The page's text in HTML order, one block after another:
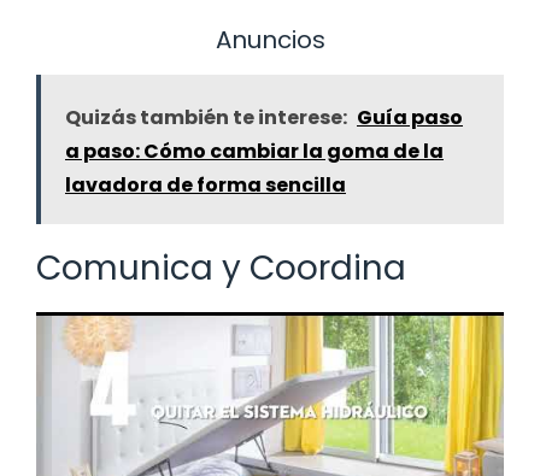
Anuncios
Quizás también te interese: Guía paso
a paso: Cómo cambiar la goma de la
lavadora de forma sencilla
Comunica y Coordina